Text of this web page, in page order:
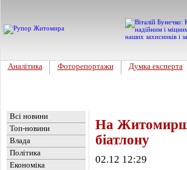
Аналітика Фоторепортажи Думка експерта
Всі новини
Топ-новини
Влада
Політика
Економіка
На
біатлону
02.12 12:29